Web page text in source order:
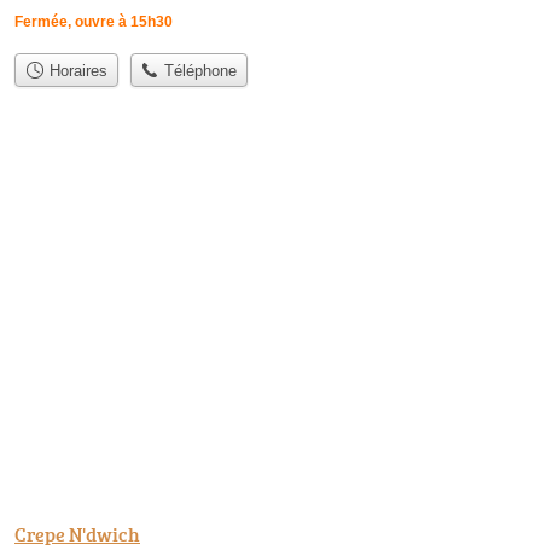
Fermée, ouvre à 15h30
Horaires Téléphone
Crepe N'dwich